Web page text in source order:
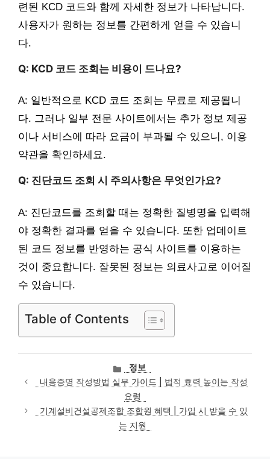
련된 KCD 코드와 함께 자세한 정보가 나타납니다.
사용자가 원하는 정보를 간편하게 얻을 수 있습니
다.
Q: KCD 코드 조회는 비용이 드나요?
A: 일반적으로 KCD 코드 조회는 무료로 제공됩니
다. 그러나 일부 전문 사이트에서는 추가 정보 제공
이나 서비스에 따라 요금이 부과될 수 있으니, 이용
약관을 확인하세요.
Q: 진단코드 조회 시 주의사항은 무엇인가요?
A: 진단코드를 조회할 때는 정확한 질병명을 입력해
야 정확한 결과를 얻을 수 있습니다. 또한 업데이트
된 코드 정보를 반영하는 공식 사이트를 이용하는
것이 중요합니다. 잘못된 정보는 의료사고로 이어질
수 있습니다.
Table of Contents
카
테
고
리
정보
내용증명 작성방법 실무 가이드 | 법적 효력 높이는 작성
요령
기계설비건설공제조합 조합원 혜택 | 가입 시 받을 수 있
는 지원